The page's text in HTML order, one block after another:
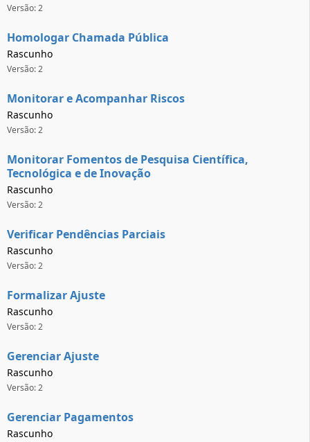
Versão: 2
Homologar Chamada Pública
Rascunho
Versão: 2
Monitorar e Acompanhar Riscos
Rascunho
Versão: 2
Monitorar Fomentos de Pesquisa Científica,
Tecnológica e de Inovação
Rascunho
Versão: 2
Verificar Pendências Parciais
Rascunho
Versão: 2
Formalizar Ajuste
Rascunho
Versão: 2
Gerenciar Ajuste
Rascunho
Versão: 2
Gerenciar Pagamentos
Rascunho